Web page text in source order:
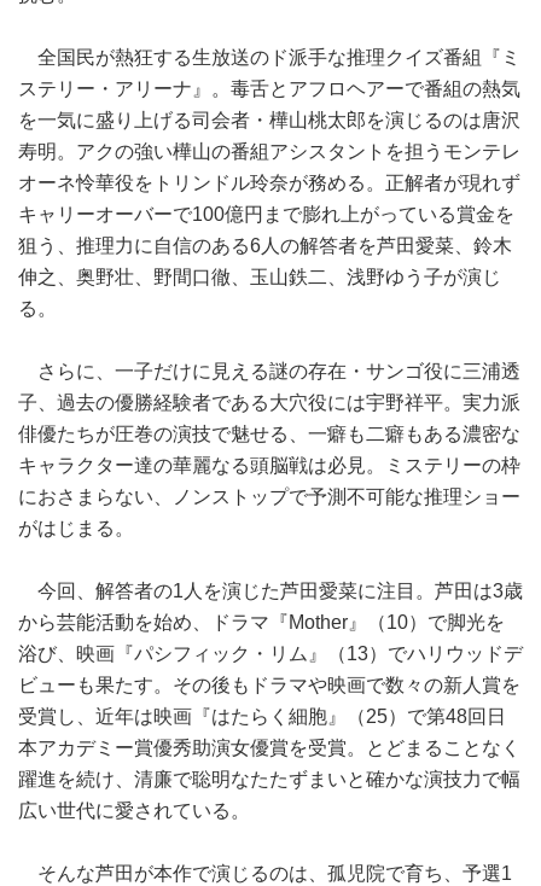
全国民が熱狂する生放送のド派手な推理クイズ番組『ミ
ステリー・アリーナ』。毒舌とアフロヘアーで番組の熱気
を一気に盛り上げる司会者・樺山桃太郎を演じるのは唐沢
寿明。アクの強い樺山の番組アシスタントを担うモンテレ
オーネ怜華役をトリンドル玲奈が務める。正解者が現れず
キャリーオーバーで100億円まで膨れ上がっている賞金を
狙う、推理力に自信のある6人の解答者を芦田愛菜、鈴木
伸之、奥野壮、野間口徹、玉山鉄二、浅野ゆう子が演じ
る。
さらに、一子だけに見える謎の存在・サンゴ役に三浦透
子、過去の優勝経験者である大穴役には宇野祥平。実力派
俳優たちが圧巻の演技で魅せる、一癖も二癖もある濃密な
キャラクター達の華麗なる頭脳戦は必見。ミステリーの枠
におさまらない、ノンストップで予測不可能な推理ショー
がはじまる。
今回、解答者の1人を演じた芦田愛菜に注目。芦田は3歳
から芸能活動を始め、ドラマ『Mother』（10）で脚光を
浴び、映画『パシフィック・リム』（13）でハリウッドデ
ビューも果たす。その後もドラマや映画で数々の新人賞を
受賞し、近年は映画『はたらく細胞』（25）で第48回日
本アカデミー賞優秀助演女優賞を受賞。とどまることなく
躍進を続け、清廉で聡明なたたずまいと確かな演技力で幅
広い世代に愛されている。
そんな芦田が本作で演じるのは、孤児院で育ち、予選1